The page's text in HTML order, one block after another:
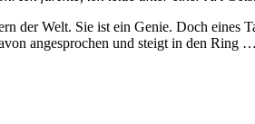
der Welt. Sie ist ein Genie. Doch
angesprochen und steigt in den Ring …